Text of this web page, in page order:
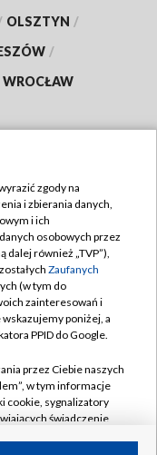
OLSZTYN /
/
WROCŁAW
zgody na
i zbierania danych,
i ich
osobowych przez
dalej również „TVP”),
Zaufanych
(w tym do
zainteresowań i
poniżej, a
PPID do Google.
przez Ciebie naszych
w tym informacje
cookie, sygnalizatory
świadczenie